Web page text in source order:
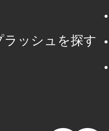
ラッシュを探す